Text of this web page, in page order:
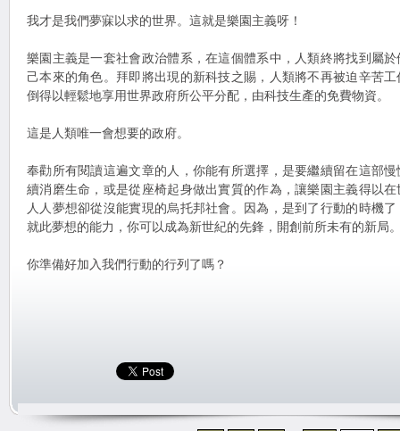
我才是我們夢寐以求的世界。這就是樂園主義呀！
樂園主義是一套社會政治體系，在這個體系中，人類終將找到屬
己本來的角色。拜即將出現的新科技之賜，人類將不再被迫辛苦
倒得以輕鬆地享用世界政府所公平分配，由科技生產的免費物資。
這是人類唯一會想要的政府。
奉勸所有閱讀這遍文章的人，你能有所選擇，是要繼續留在這部
續消磨生命，或是從座椅起身做出實質的作為，讓樂園主義得以
人人夢想卻從沒能實現的烏托邦社會。因為，是到了行動的時機
就此夢想的能力，你可以成為新世紀的先鋒，開創前所未有的新局
你準備好加入我們行動的行列了嗎？